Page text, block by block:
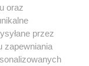
oraz
przez
zapewniania